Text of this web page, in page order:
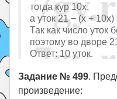
тогда кур 10x,
а уток 21 − (х + 10х)
Так как число уток
поэтому во дворе
Ответ: 10 уток.
Задание № 499.
произведение: